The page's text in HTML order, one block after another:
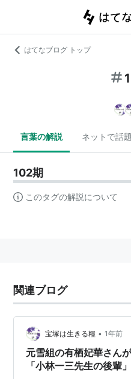
はてなブログ トップ
言葉の解説 ネットで話題
102期
このタグの解説について
関連ブログ
宝塚は生きる糧 • 1年前
元雪組の有栖妃華さん
「小林一三先生の後輩